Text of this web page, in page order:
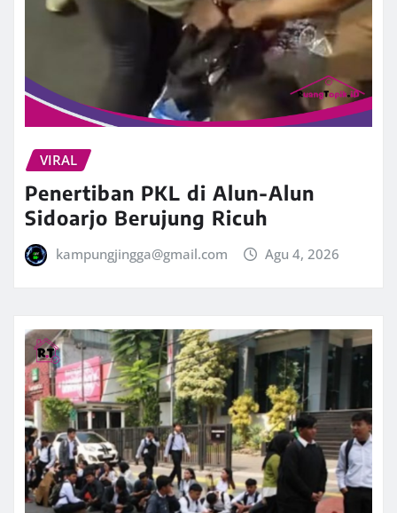
VIRAL
Penertiban PKL di Alun-Alun
Sidoarjo Berujung Ricuh
kampungjingga@gmail.com Agu 4, 2026